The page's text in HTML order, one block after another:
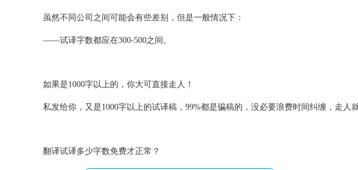
虽然不同公司之间可能会有些差别，但是一般情况下：
——试译字数都应在300-500之间。
如果是1000字以上的，你大可直接走人！
私发给你，又是1000字以上的试译稿，99%都是骗稿的，没必要浪费时间纠缠，走人
翻译试译多少字数免费才正常？